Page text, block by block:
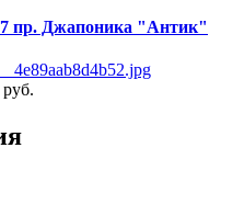
пр. Джапоника "Антик"
руб.